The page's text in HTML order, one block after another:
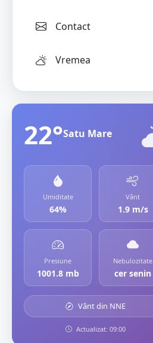
Contact
Vremea
22°Satu Mare
Umiditate
64%
Vânt
1.9 m/s
Presiune
1001.8 mb
Nebulozitate
cer senin
Vânt din NNE
Actualizat: 09:00